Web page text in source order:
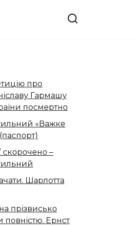
про
Гармашу
посмертно
«Важке
скорочено –
Шарлотта
прізвисько
повністю. Ернст